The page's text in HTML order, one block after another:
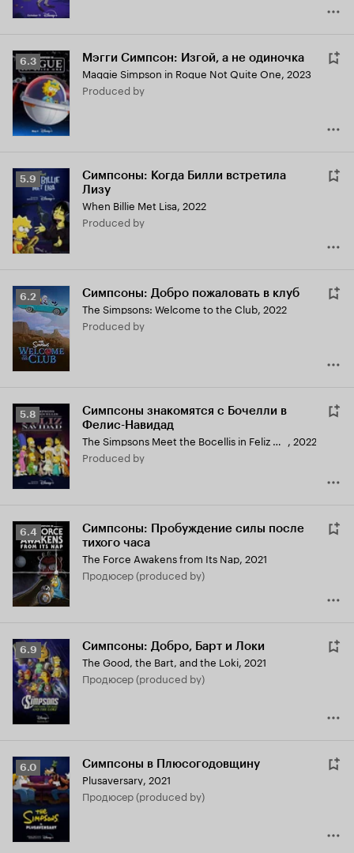
Рейтинг
Кинопоиска
6.3
6.3 Мэгги Симпсон: Изгой, а не одиночка
Maggie Simpson in Rogue Not Quite One, 2023
produced by
Рейтинг
Кинопоиска
5.9
5.9
Симпсоны: Когда Билли встретила
Лизу
When Billie Met Lisa, 2022
produced by
Рейтинг
Кинопоиска
6.2
6.2 Симпсоны: Добро пожаловать в клуб
The Simpsons: Welcome to the Club, 2022
produced by
Рейтинг
Кинопоиска
5.8
5.8
Симпсоны знакомятся с Бочелли в
Фелис-Навидад
The Simpsons Meet the Bocellis in Feliz Navidad , 2022
produced by
Рейтинг
Кинопоиска
6.4
6.4
Симпсоны: Пробуждение силы после
тихого часа
The Force Awakens from Its Nap, 2021
продюсер (produced by)
Рейтинг
Кинопоиска
6.9
6.9 Симпсоны: Добро, Барт и Локи
The Good, the Bart, and the Loki, 2021
продюсер (produced by)
Рейтинг
Кинопоиска
6.0
6.0 Симпсоны в Плюсогодовщину
Plusaversary, 2021
продюсер (produced by)